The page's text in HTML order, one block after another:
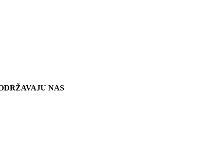
NAS